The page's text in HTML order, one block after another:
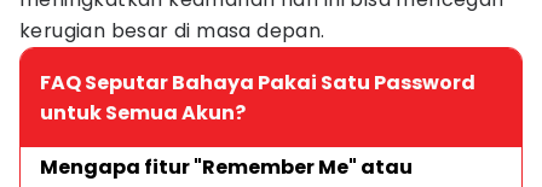
kerugian besar di masa depan.
FAQ Seputar Bahaya Pakai Satu Password
untuk Semua Akun?
Mengapa fitur "Remember Me" atau